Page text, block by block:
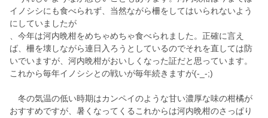
イノシシにも食べられず、当然ながら柵をしてはいられないよう
にしていましたが
、今年は河内晩柑をめちゃめちゃ食べられました。正確に言え
ば、柵を壊しながら連日入ろうとしているのでそれを直しては防
いでいますが、河内晩柑がおいしくなった証だと思っています。
これから毎年イノシシとの戦いが毎年続きますが(-_-;)
冬の気温の低い時期はカンペイのような甘い濃厚な味の柑橘が
おすすめですが、暑くなってくるこれからは河内晩柑のさっぱり